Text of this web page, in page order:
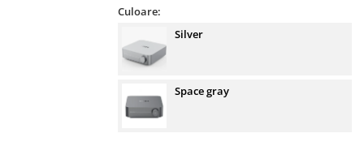
Culoare:
Silver
Space gray